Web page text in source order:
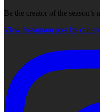
Be the creator of the season’s
View Instagram post by